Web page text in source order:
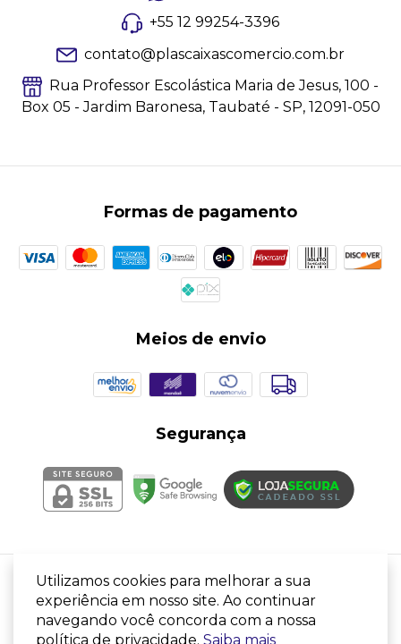
+55 12 99254-3396
contato@plascaixascomercio.com.br
Rua Professor Escolástica Maria de Jesus, 100 -
Box 05 - Jardim Baronesa, Taubaté - SP, 12091-050
Formas de pagamento
Meios de envio
Segurança
LIXEIRA RETANGULAR COM PEDAL 25L- Plascaixas
Comercio
©2026. Plascaixas Comercio - 33931246000136. Todos os direitos reservados.
Utilizamos cookies para melhorar a sua
experiência em nosso site. Ao continuar
navegando você concorda com a nossa
política de privacidade. Saiba mais